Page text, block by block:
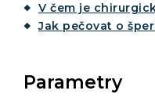
V čem je
Jak pečovat o
Parametry